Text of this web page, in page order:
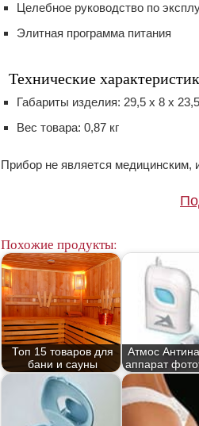
Целебное руководство по
Элитная программа питания
Технические
Габариты изделия: 29,5 x 8 x
Вес товара: 0,87 кг
Прибор не является медицинским,
Похожие продукты:
Топ 15 товаров для
бани и сауны
Атмос
аппарат